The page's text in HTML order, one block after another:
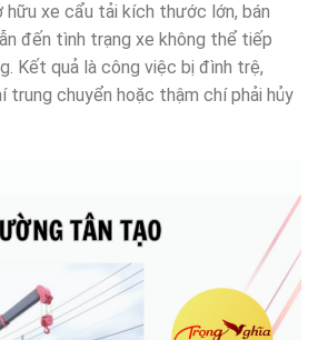
hữu xe cẩu tải kích thước lớn, bán
đến tình trạng xe không thể tiếp
Kết quả là công việc bị đình trệ,
trung chuyển hoặc thậm chí phải hủy